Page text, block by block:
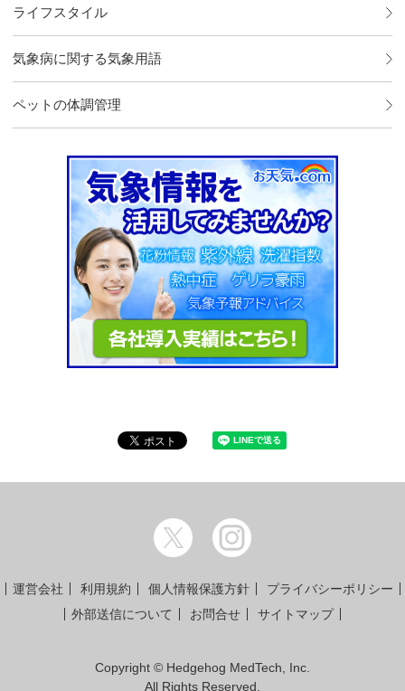
ライフスタイル
気象病に関する気象用語
ペットの体調管理
運営会社 利用規約 個人情報保護方針
プライバシーポリシー
外部送信について
お問合せ サイトマップ
Copyright © Hedgehog MedTech, Inc.
All Rights Reserved.